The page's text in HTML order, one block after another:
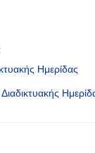
Ημερίδας